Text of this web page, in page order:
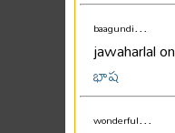
baagundi...
jawaharlal on
భాష
wonderful...